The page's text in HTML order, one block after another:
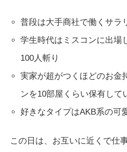
普段は大手商社で働くサラ
学生時代はミスコンに出場
100人斬り
実家が超がつくほどのお金
ンを10部屋くらい保有して
好きなタイプはAKB系の可
この日は、お互いに近くで仕